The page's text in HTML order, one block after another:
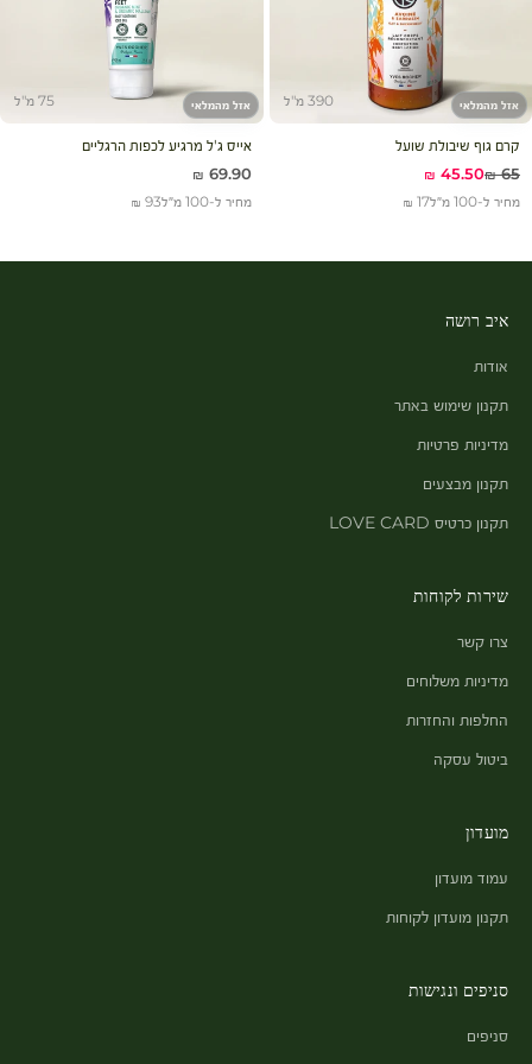
390 מ"ל אזל מהמלאי
קרם גוף שיבולת שועל
מחיר מבצע
45.50 ₪מחיר רגיל
65 ₪
מחיר ל-100 מ״ל 17 ₪
75 מ"ל אזל מהמלאי
אייס ג'ל מרגיע לכפות הרגליים
מחיר מבצע
69.90 ₪
מחיר ל-100 מ״ל 93 ₪
איב רושה
אודות
תקנון שימוש באתר
מדיניות פרטיות
תקנון מבצעים
תקנון כרטיס LOVE CARD
שירות לקוחות
צרו קשר
מדיניות משלוחים
החלפות והחזרות
ביטול עסקה
מועדון
עמוד מועדון
תקנון מועדון לקוחות
סניפים ונגישות
סניפים